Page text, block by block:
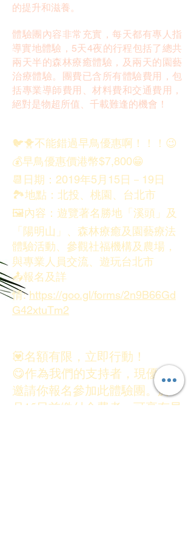
的提升和滋養。
體驗團內容非常充實，每天都有專人指
導實地體驗，5天4夜的行程包括了總共
兩天半的森林療癒體驗，及兩天的園藝
治療體驗。團費已含所有體驗費用，包
括專業導師費用、材料費和交通費用，
絕對是物超所值、千載難逢的機會！
🐦🐥不能錯過早鳥優惠啊！！！😉
💰早鳥優惠價港幣$7,800😁
📆日期：2019年5月15日－19日
🏞地點：北投、桃園、台北市
🖼內容：遊覽著名勝地「溪頭」及
「陽明山」、森林療癒及園藝療法
體驗活動、參觀社福機構及農場，
與專業人員交流、遊玩台北市
📤報名及詳
情:https://goo.gl/forms/2n9B66Gd
G42xtuTm2
💟名額有限，立即行動！
😋作為我們的支持者，現優先
邀請你報名參加此體驗團。於4
月15日前繳付全費者，可享有早